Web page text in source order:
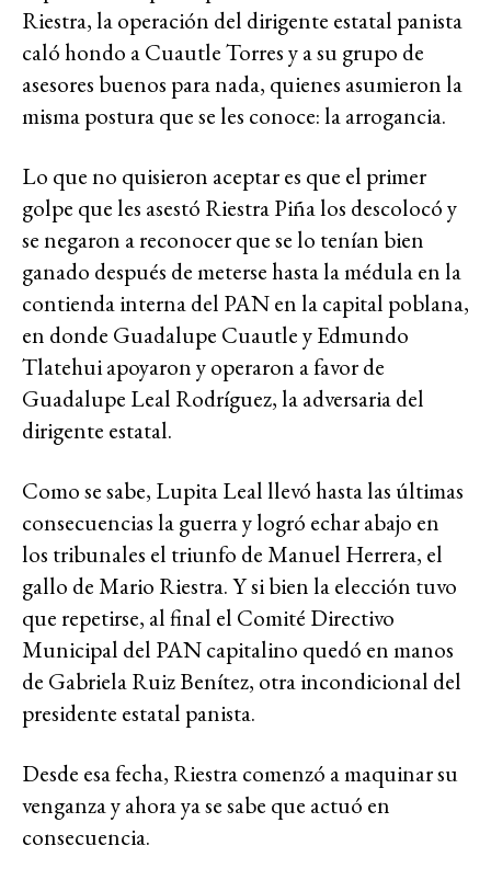
Riestra, la operación del dirigente estatal panista
caló hondo a Cuautle Torres y a su grupo de
asesores buenos para nada, quienes asumieron la
misma postura que se les conoce: la arrogancia.
Lo que no quisieron aceptar es que el primer
golpe que les asestó Riestra Piña los descolocó y
se negaron a reconocer que se lo tenían bien
ganado después de meterse hasta la médula en la
contienda interna del PAN en la capital poblana,
en donde Guadalupe Cuautle y Edmundo
Tlatehui apoyaron y operaron a favor de
Guadalupe Leal Rodríguez, la adversaria del
dirigente estatal.
Como se sabe, Lupita Leal llevó hasta las últimas
consecuencias la guerra y logró echar abajo en
los tribunales el triunfo de Manuel Herrera, el
gallo de Mario Riestra. Y si bien la elección tuvo
que repetirse, al final el Comité Directivo
Municipal del PAN capitalino quedó en manos
de Gabriela Ruiz Benítez, otra incondicional del
presidente estatal panista.
Desde esa fecha, Riestra comenzó a maquinar su
venganza y ahora ya se sabe que actuó en
consecuencia.